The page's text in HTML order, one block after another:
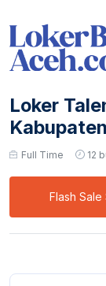
Loker
Full Time 12
Flash